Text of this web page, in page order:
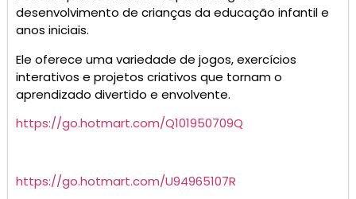
desenvolvimento de crianças da educação infantil e
anos iniciais.
Ele oferece uma variedade de jogos, exercícios
interativos e projetos criativos que tornam o
aprendizado divertido e envolvente.
https://go.hotmart.com/Q101950709Q
https://go.hotmart.com/U94965107R